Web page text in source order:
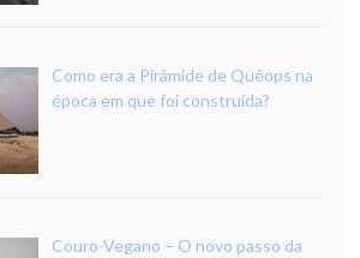
Como era a Pirâmide de Quéops na
época em que foi construída?
Couro-Vegano – O novo passo da